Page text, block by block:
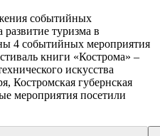
событийных
туризма в
4 событийных мероприятия
книги «Кострома» –
искусства
Костромская губернская
мероприятия посетили